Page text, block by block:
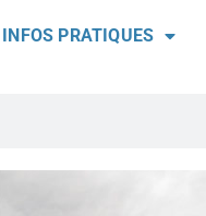
INFOS PRATIQUES